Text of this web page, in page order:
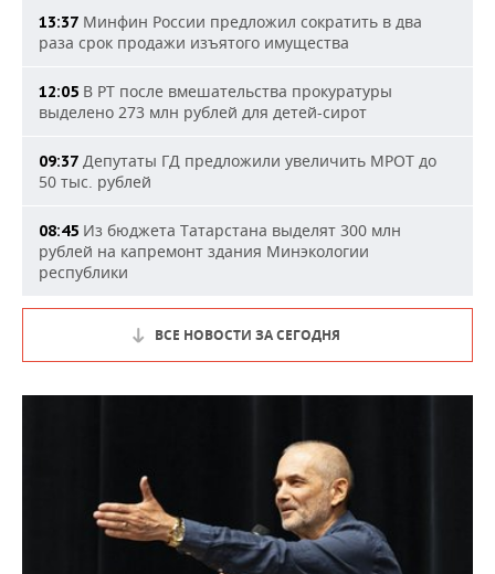
13:37 Минфин России предложил сократить в два
раза срок продажи изъятого имущества
12:05 В РТ после вмешательства прокуратуры
выделено 273 млн рублей для детей-сирот
09:37 Депутаты ГД предложили увеличить МРОТ до
50 тыс. рублей
08:45 Из бюджета Татарстана выделят 300 млн
рублей на капремонт здания Минэкологии
республики
ВСЕ НОВОСТИ ЗА СЕГОДНЯ